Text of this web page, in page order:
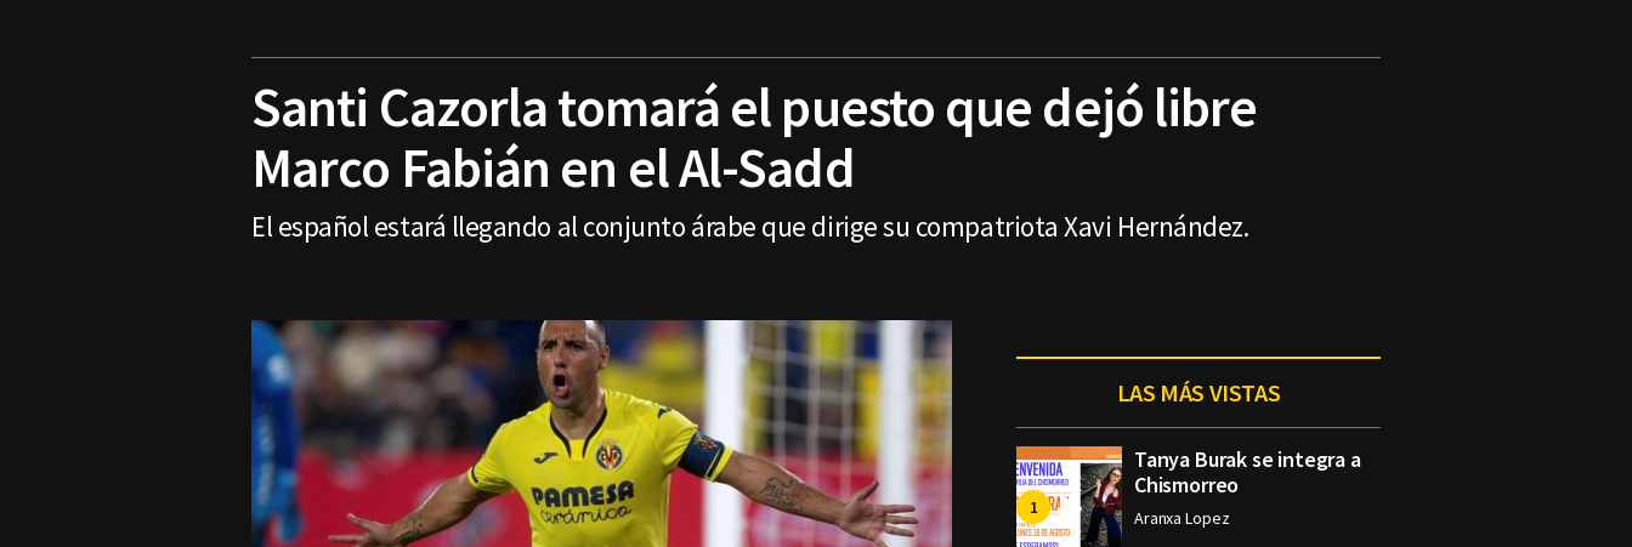
Santi Cazorla tomará el puesto que dejó libre
Marco Fabián en el Al-Sadd
El español estará llegando al conjunto árabe que dirige su compatriota Xavi Hernández.
LAS MÁS VISTAS
Tanya Burak se integra a
Chismorreo
Aranxa Lopez